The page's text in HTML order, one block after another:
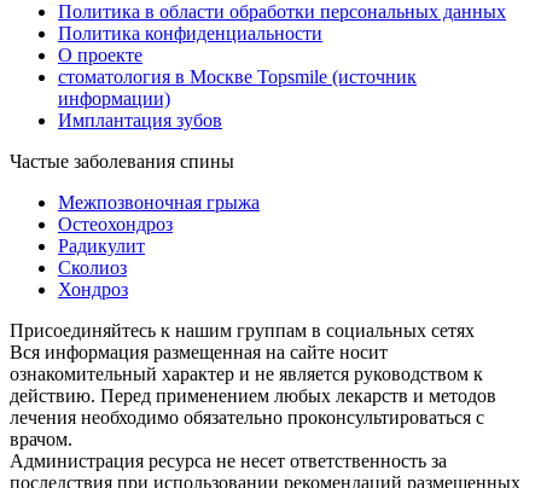
Политика в области обработки персональных данных
Политика конфиденциальности
О проекте
стоматология в Москве Topsmile (источник
информации)
Имплантация зубов
Частые заболевания спины
Межпозвоночная грыжа
Остеохондроз
Радикулит
Сколиоз
Хондроз
Присоединяйтесь к нашим группам в социальных сетях
Вся информация размещенная на сайте носит
ознакомительный характер и не является руководством к
действию. Перед применением любых лекарств и методов
лечения необходимо обязательно проконсультироваться с
врачом.
Администрация ресурса не несет ответственность за
последствия при использовании рекомендаций размещенных